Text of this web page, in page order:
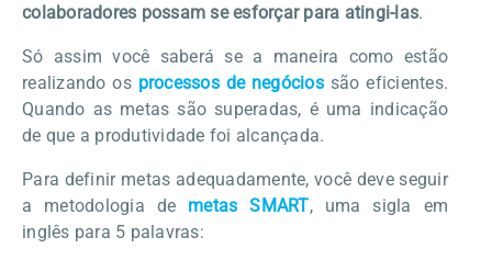
colaboradores possam se esforçar para atingi-las.
Só assim você saberá se a maneira como estão
realizando os processos de negóciossão eficientes.
Quando as metas são superadas, é uma indicação
de que a produtividade foi alcançada.
Para definir metas adequadamente, você deve seguir
a metodologia de metas SMART, uma sigla em
inglês para 5 palavras: